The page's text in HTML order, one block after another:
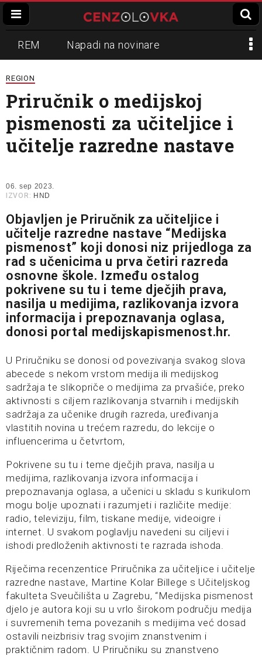
REM Napadi na novinare
Zvučni top
Propaganda Lokalni mediji
Informer Slavko Ćuruvija
REGION
Priručnik o medijskoj
pismenosti za učiteljice i
učitelje razredne nastave
06. sep 2023.
IZVOR: HND
Objavljen je Priručnik za učiteljice i
učitelje razredne nastave “Medijska
pismenost” koji donosi niz prijedloga za
rad s učenicima u prva četiri razreda
osnovne škole. Između ostalog
pokrivene su tu i teme dječjih prava,
nasilja u medijima, razlikovanja izvora
informacija i prepoznavanja oglasa,
donosi portal medijskapismenost.hr.
U Priručniku se donosi od povezivanja svakog slova
abecede s nekom vrstom medija ili medijskog
sadržaja te slikopriče o medijima za prvašiće, preko
aktivnosti s ciljem razlikovanja stvarnih i medijskih
sadržaja za učenike drugih razreda, uređivanja
vlastitih novina u trećem razredu, do lekcije o
influencerima u četvrtom,
Pokrivene su tu i teme dječjih prava, nasilja u
medijima, razlikovanja izvora informacija i
prepoznavanja oglasa, a učenici u skladu s kurikulom
mogu bolje upoznati i razumjeti i različite medije:
radio, televiziju, film, tiskane medije, videoigre i
internet. U svakom poglavlju navedeni su ciljevi i
ishodi predloženih aktivnosti te razrada ishoda.
Riječima recenzentice Priručnika za učiteljice i učitelje
razredne nastave, Martine Kolar Billege s Učiteljskog
fakulteta Sveučilišta u Zagrebu, “Medijska pismenost
djelo je autora koji su u vrlo širokom području medija
i suvremenih tema povezanih s medijima već dosad
ostavili neizbrisiv trag svojim znanstvenim i
praktičnim radom. U Priručniku su znanstveno